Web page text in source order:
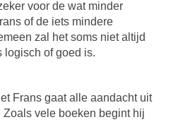
voor de wat minder
of de iets mindere
zal het soms niet altijd
logisch of goed is.
Frans gaat alle aandacht uit
vele boeken begint hij